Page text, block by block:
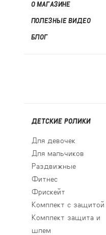
О МАГАЗИНЕ
ПОЛЕЗНЫЕ ВИДЕО
БЛОГ
ДЕТСКИЕ РОЛИКИ
Для девочек
Для мальчиков
Раздвижные
Фитнес
Фрискейт
Комплект с защитой
Комплект защита и
шлем